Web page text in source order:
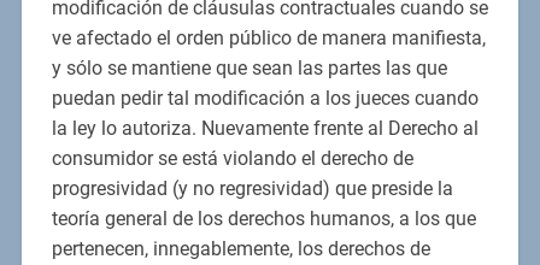
modificación de cláusulas contractuales cuando se
ve afectado el orden público de manera manifiesta,
y sólo se mantiene que sean las partes las que
puedan pedir tal modificación a los jueces cuando
la ley lo autoriza. Nuevamente frente al Derecho al
consumidor se está violando el derecho de
progresividad (y no regresividad) que preside la
teoría general de los derechos humanos, a los que
pertenecen, innegablemente, los derechos de